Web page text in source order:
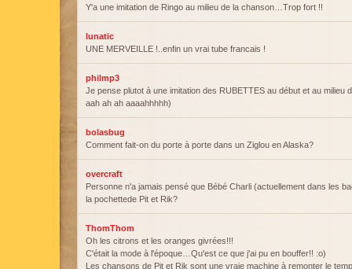
Y'a une imitation de Ringo au milieu de la chanson…Trop fort !!
lunatic
UNE MERVEILLE !..enfin un vrai tube francais !
philmp3
Je pense plutot à une imitation des RUBETTES au début et au milieu
aah ah ah aaaahhhhh)
bolasbug
Comment fait-on du porte à porte dans un Ziglou en Alaska?
overcraft
Personne n'a jamais pensé que Bébé Charli (actuellement dans les
la pochettede Pit et Rik?
ThomThom
Oh les citrons et les oranges givrées!!!
C'était la mode à l'époque…Qu'est ce que j'ai pu en bouffer!! :o)
Les chansons de Pit et Rik sont une vraie machine à remonter le